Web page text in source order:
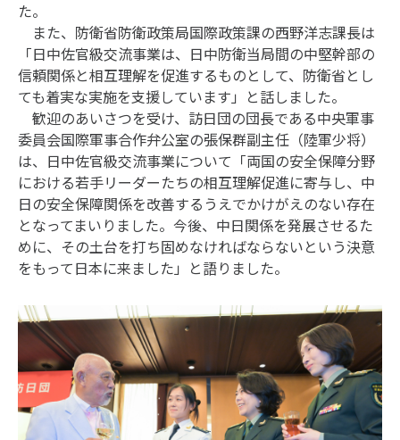
た。
また、防衛省防衛政策局国際政策課の西野洋志課長は
「日中佐官級交流事業は、日中防衛当局間の中堅幹部の
信頼関係と相互理解を促進するものとして、防衛省とし
ても着実な実施を支援しています」と話しました。
歓迎のあいさつを受け、訪日団の団長である中央軍事
委員会国際軍事合作弁公室の張保群副主任（陸軍少将）
は、日中佐官級交流事業について「両国の安全保障分野
における若手リーダーたちの相互理解促進に寄与し、中
日の安全保障関係を改善するうえでかけがえのない存在
となってまいりました。今後、中日関係を発展させるた
めに、その土台を打ち固めなければならないという決意
をもって日本に来ました」と語りました。